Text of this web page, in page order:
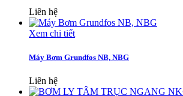
Liên hệ
Xem chi tiết
Máy Bơm Grundfos NB, NBG
Liên hệ